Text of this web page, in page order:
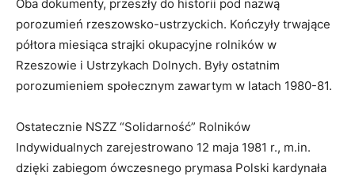
Oba dokumenty, przeszły do historii pod nazwą
porozumień rzeszowsko-ustrzyckich. Kończyły trwające
półtora miesiąca strajki okupacyjne rolników w
Rzeszowie i Ustrzykach Dolnych. Były ostatnim
porozumieniem społecznym zawartym w latach 1980-81.
Ostatecznie NSZZ “Solidarność” Rolników
Indywidualnych zarejestrowano 12 maja 1981 r., m.in.
dzięki zabiegom ówczesnego prymasa Polski kardynała